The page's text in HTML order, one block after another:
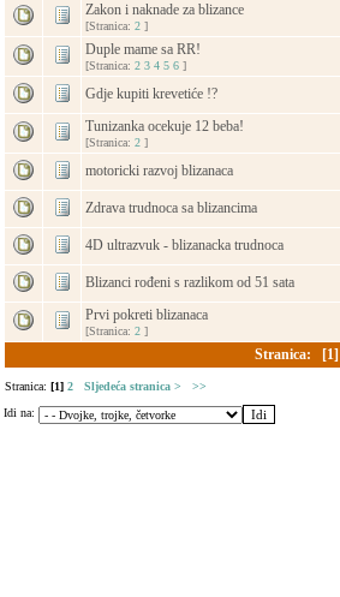
Zakon i naknade za blizance
[Stranica: 2]
Duple mame sa RR!
[Stranica: 2 3 4 5 6]
Gdje kupiti krevetiće !?
Tunizanka ocekuje 12 beba!
[Stranica: 2]
motoricki razvoj blizanaca
Zdrava trudnoca sa blizancima
4D ultrazvuk - blizanacka trudnoca
Blizanci rođeni s razlikom od 51 sata
Prvi pokreti blizanaca
[Stranica: 2]
Stranica: [1]
Stranica: [1] 2 Sljedeća stranica > >>
Idi na: